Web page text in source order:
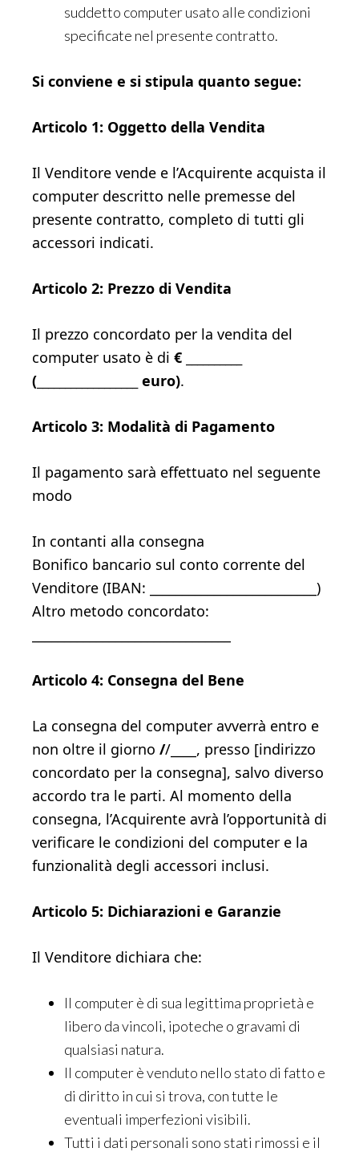
suddetto computer usato alle condizioni
specificate nel presente contratto.
Si conviene e si stipula quanto segue:
Articolo 1: Oggetto della Vendita
Il Venditore vende e l’Acquirente acquista il
computer descritto nelle premesse del
presente contratto, completo di tutti gli
accessori indicati.
Articolo 2: Prezzo di Vendita
Il prezzo concordato per la vendita del
computer usato è di € __________
(__________________ euro).
Articolo 3: Modalità di Pagamento
Il pagamento sarà effettuato nel seguente
modo
In contanti alla consegna
Bonifico bancario sul conto corrente del
Venditore (IBAN: __________________________)
Altro metodo concordato:
Articolo 4: Consegna del Bene
La consegna del computer avverrà entro e
non oltre il giorno //____, presso [indirizzo
concordato per la consegna], salvo diverso
accordo tra le parti. Al momento della
consegna, l’Acquirente avrà l’opportunità di
verificare le condizioni del computer e la
funzionalità degli accessori inclusi.
Articolo 5: Dichiarazioni e Garanzie
Il Venditore dichiara che:
Il computer è di sua legittima proprietà e
libero da vincoli, ipoteche o gravami di
qualsiasi natura.
Il computer è venduto nello stato di fatto e
di diritto in cui si trova, con tutte le
eventuali imperfezioni visibili.
Tutti i dati personali sono stati rimossi e il